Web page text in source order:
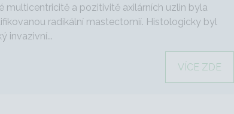
multicentricitě a pozitivitě axilárních uzlin byla
radikální mastectomií. Histologicky byl
invazivní...
VÍCE ZDE